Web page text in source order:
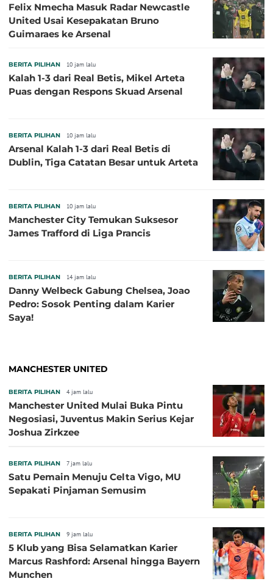
Felix Nmecha Masuk Radar Newcastle
United Usai Kesepakatan Bruno
Guimaraes ke Arsenal
BERITA PILIHAN 10 jam lalu
Kalah 1-3 dari Real Betis, Mikel Arteta
Puas dengan Respons Skuad Arsenal
BERITA PILIHAN 10 jam lalu
Arsenal Kalah 1-3 dari Real Betis di
Dublin, Tiga Catatan Besar untuk Arteta
BERITA PILIHAN 10 jam lalu
Manchester City Temukan Suksesor
James Trafford di Liga Prancis
BERITA PILIHAN 14 jam lalu
Danny Welbeck Gabung Chelsea, Joao
Pedro: Sosok Penting dalam Karier
Saya!
MANCHESTER UNITED
BERITA PILIHAN 4 jam lalu
Manchester United Mulai Buka Pintu
Negosiasi, Juventus Makin Serius Kejar
Joshua Zirkzee
BERITA PILIHAN 7 jam lalu
Satu Pemain Menuju Celta Vigo, MU
Sepakati Pinjaman Semusim
BERITA PILIHAN 9 jam lalu
5 Klub yang Bisa Selamatkan Karier
Marcus Rashford: Arsenal hingga Bayern
Munchen